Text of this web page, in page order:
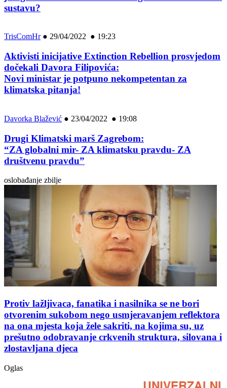
sustavu?
TrisComHr● 29/04/2022 ● 19:23
Aktivisti inicijative Extinction Rebellion prosvjedom
dočekali Davora Filipovića:
Novi ministar je potpuno nekompetentan za
klimatska pitanja!
Davorka Blažević ● 23/04/2022 ● 19:08
Drugi Klimatski marš Zagrebom:
“ZA globalni mir- ZA klimatsku pravdu- ZA
društvenu pravdu”
oslobađanje zbilje
Protiv lažljivaca, fanatika i nasilnika se ne bori
otvorenim sukobom nego usmjeravanjem reflektora
na ona mjesta koja žele sakriti, na kojima su, uz
prešutno odobravanje crkvenih struktura, silovana i
zlostavljana djeca
Oglas